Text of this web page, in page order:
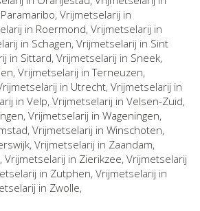
Paramaribo, Vrijmetselarij in
in Roermond, Vrijmetselarij in
in Schagen, Vrijmetselarij in Sint
in Sittard, Vrijmetselarij in Sneek,
, Vrijmetselarij inTerneuzen,
in Utrecht, Vrijmetselarij in
in Velp, Vrijmetselarij in Velsen-Zuid,
, Vrijmetselarij in Wageningen,
, Vrijmetselarij in Winschoten,
, Vrijmetselarij in Zaandam,
, Vrijmetselarij in Zierikzee, Vrijmetselarij
in Zutphen, Vrijmetselarij in
in Zwolle,